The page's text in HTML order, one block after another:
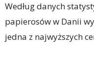
Według danych
papierosów w Danii
jedna z najwyższych